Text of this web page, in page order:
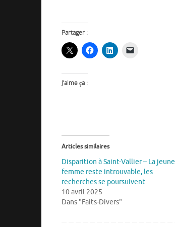
Partager :
J’aime ça :
Articles similaires
Disparition à Saint-Vallier – La jeune
femme reste introuvable, les
recherches se poursuivent
10 avril 2025
Dans "Faits-Divers"